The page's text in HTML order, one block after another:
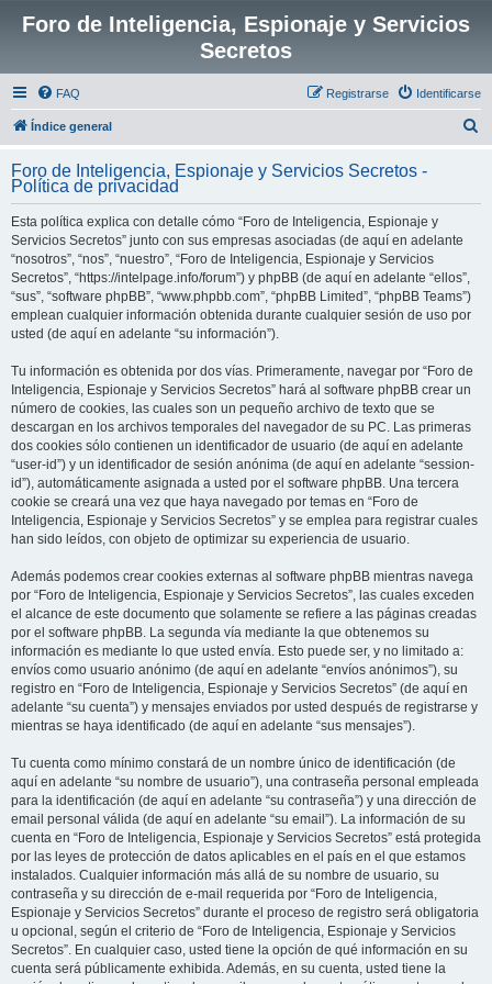
Foro de Inteligencia, Espionaje y Servicios
Secretos
FAQ Identificarse
Registrarse
Índice general
c
Foro de Inteligencia, Espionaje y Servicios Secretos -
Política de privacidad
Esta política explica con detalle cómo “Foro de Inteligencia, Espionaje y
Servicios Secretos” junto con sus empresas asociadas (de aquí en adelante
“nosotros”, “nos”, “nuestro”, “Foro de Inteligencia, Espionaje y Servicios
Secretos”, “https://intelpage.info/forum”) y phpBB (de aquí en adelante “ellos”,
“sus”, “software phpBB”, “www.phpbb.com”, “phpBB Limited”, “phpBB Teams”)
emplean cualquier información obtenida durante cualquier sesión de uso por
usted (de aquí en adelante “su información”).
Tu información es obtenida por dos vías. Primeramente, navegar por “Foro de
Inteligencia, Espionaje y Servicios Secretos” hará al software phpBB crear un
número de cookies, las cuales son un pequeño archivo de texto que se
descargan en los archivos temporales del navegador de su PC. Las primeras
dos cookies sólo contienen un identificador de usuario (de aquí en adelante
“user-id”) y un identificador de sesión anónima (de aquí en adelante “session-
id”), automáticamente asignada a usted por el software phpBB. Una tercera
cookie se creará una vez que haya navegado por temas en “Foro de
Inteligencia, Espionaje y Servicios Secretos” y se emplea para registrar cuales
han sido leídos, con objeto de optimizar su experiencia de usuario.
Además podemos crear cookies externas al software phpBB mientras navega
por “Foro de Inteligencia, Espionaje y Servicios Secretos”, las cuales exceden
el alcance de este documento que solamente se refiere a las páginas creadas
por el software phpBB. La segunda vía mediante la que obtenemos su
información es mediante lo que usted envía. Esto puede ser, y no limitado a:
envíos como usuario anónimo (de aquí en adelante “envíos anónimos”), su
registro en “Foro de Inteligencia, Espionaje y Servicios Secretos” (de aquí en
adelante “su cuenta”) y mensajes enviados por usted después de registrarse y
mientras se haya identificado (de aquí en adelante “sus mensajes”).
Tu cuenta como mínimo constará de un nombre único de identificación (de
aquí en adelante “su nombre de usuario”), una contraseña personal empleada
para la identificación (de aquí en adelante “su contraseña”) y una dirección de
email personal válida (de aquí en adelante “su email”). La información de su
cuenta en “Foro de Inteligencia, Espionaje y Servicios Secretos” está protegida
por las leyes de protección de datos aplicables en el país en el que estamos
instalados. Cualquier información más allá de su nombre de usuario, su
contraseña y su dirección de e-mail requerida por “Foro de Inteligencia,
Espionaje y Servicios Secretos” durante el proceso de registro será obligatoria
u opcional, según el criterio de “Foro de Inteligencia, Espionaje y Servicios
Secretos”. En cualquier caso, usted tiene la opción de qué información en su
cuenta será públicamente exhibida. Además, en su cuenta, usted tiene la